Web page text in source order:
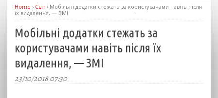
Home › Світ › Мобільні додатки стежать за користувачами навіть після
їх видалення, — ЗМІ
Мобільні додатки стежать за
користувачами навіть після їх
видалення, — ЗМІ
23/10/2018 07:30